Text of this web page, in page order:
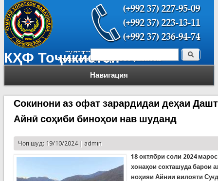
КҲФ Тоҷикистон
Навигация
Форма поиска Поиск
Сокинони аз офат зарардидаи деҳаи
Айнӣ соҳиби биноҳои нав шуданд
Чоп шуд: 19/10/2024 | admin
18 октябри соли 2024
хонаҳои сохташуда барои
ноҳияи Айнии вилояти